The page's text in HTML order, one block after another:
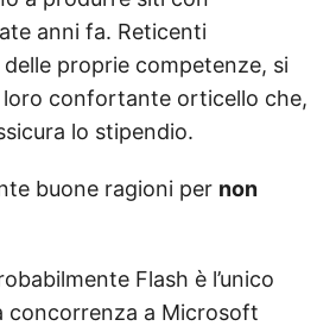
anni fa. Reticenti
delle proprie competenze, si
confortante orticello che,
lo stipendio.
buone ragioni per non
Flash è l’unico
concorrenza a Microsoft